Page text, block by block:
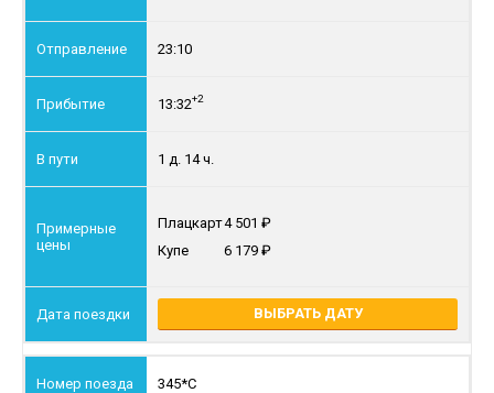
23:10
13:32+2
1 д. 14 ч.
Плацкарт4 501
Купе
6 179
ВЫБРАТЬ ДАТУ
345*С